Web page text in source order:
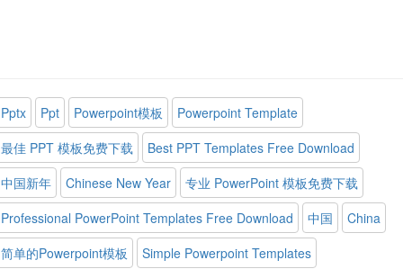
Pptx Ppt Powerpoint模板
Powerpoint Template
最佳 PPT 模板免费下载
Best PPT Templates Free Download
中国新年
Chinese New Year
专业 PowerPoint 模板免费下载
Professional PowerPoint Templates Free Download
中国
China
简单的powerpoint模板
Simple Powerpoint Templates